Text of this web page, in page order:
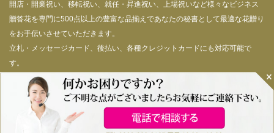
開店・開業祝い、移転祝い、就任・昇進祝い、上場祝いなど様々なビジネス
贈答花を専門に500点以上の豊富な品揃えであなたの秘書として最適な花贈り
をお手伝いさせていただきます。
立札・メッセージカード、後払い、各種クレジットカードにも対応可能で
す。
© 花秘書